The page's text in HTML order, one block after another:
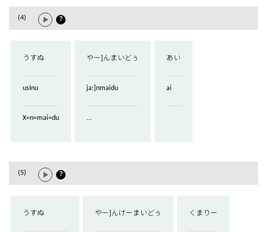
(4) ？
うすぬ
usInu
X=n=mai=du
やー]んまいどぅ
ja:]nmaidu
...
あい
ai
(5) ？
うすぬ やー]んけーまいどぅ くまりー